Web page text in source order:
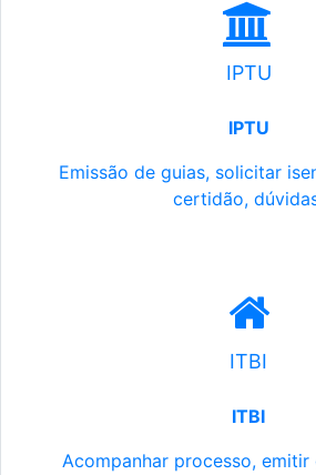
IPTU
IPTU
Emissão de guias, solicitar
certidão,
ITBI
ITBI
Acompanhar processo,